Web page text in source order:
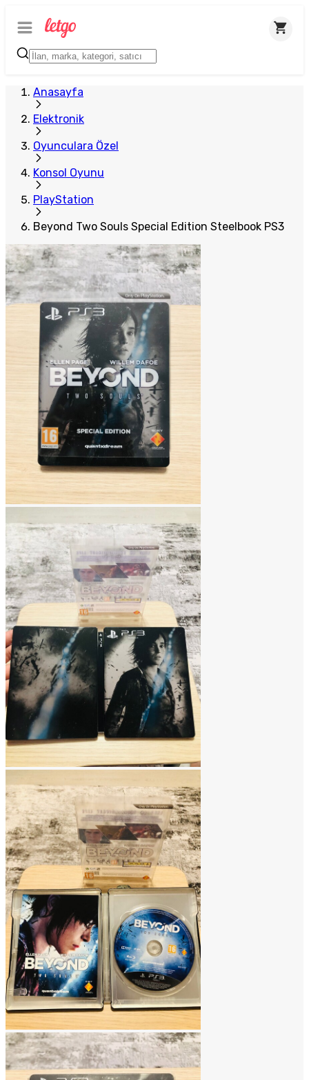
Anasayfa
Elektronik
Oyunculara Özel
Konsol Oyunu
PlayStation
Beyond Two Souls Special Edition Steelbook PS3